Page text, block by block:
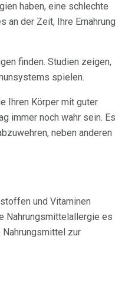
haben, eine schlechte
an der Zeit, Ihre Ernährung
finden. Studien zeigen,
spielen.
Ihren Körper mit guter
immer noch wahr sein. Es
neben anderen
und Vitaminen
Nahrungsmittelallergie es
zur